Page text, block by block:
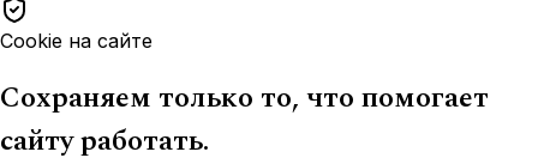
Cookie на сайте
Сохраняем только то, что помогает
сайту работать.